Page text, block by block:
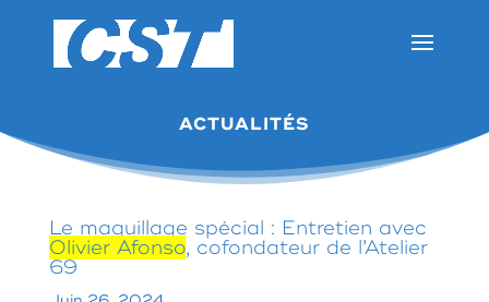
ACTUALITÉS
Le maquillage spécial : Entretien avec
Olivier Afonso, cofondateur de l’Atelier
69